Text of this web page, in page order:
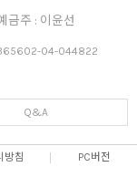
금주 : 이윤선
04-044822
Q&A
방침 PC버전